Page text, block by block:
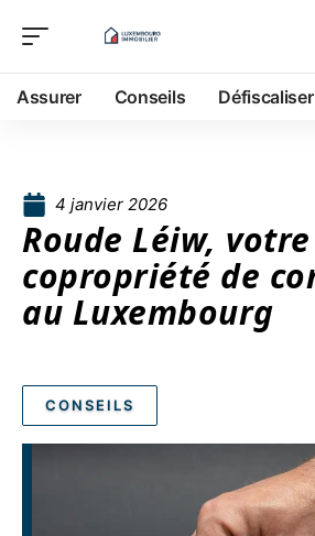
Assurer Conseils Défiscaliser
4 janvier 2026
Roude Léiw,
copropriété de
au Luxembourg
CONSEILS